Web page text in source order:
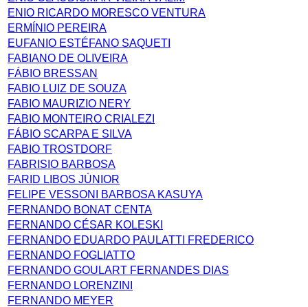
ENIO RICARDO MORESCO VENTURA
ERMÍNIO PEREIRA
EUFANIO ESTÉFANO SAQUETI
FABIANO DE OLIVEIRA
FÁBIO BRESSAN
FABIO LUIZ DE SOUZA
FABIO MAURIZIO NERY
FABIO MONTEIRO CRIALEZI
FÁBIO SCARPA E SILVA
FABIO TROSTDORF
FABRISIO BARBOSA
FARID LIBOS JÚNIOR
FELIPE VESSONI BARBOSA KASUYA
FERNANDO BONAT CENTA
FERNANDO CÉSAR KOLESKI
FERNANDO EDUARDO PAULATTI FREDERICO
FERNANDO FOGLIATTO
FERNANDO GOULART FERNANDES DIAS
FERNANDO LORENZINI
FERNANDO MEYER